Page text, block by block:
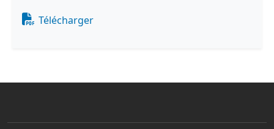
Document
Télécharger